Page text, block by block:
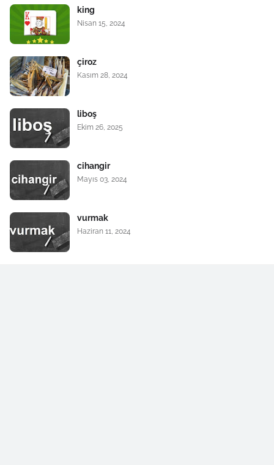
king
Nisan 15, 2024
çiroz
Kasım 28, 2024
liboş
Ekim 26, 2025
cihangir
Mayıs 03, 2024
vurmak
Haziran 11, 2024